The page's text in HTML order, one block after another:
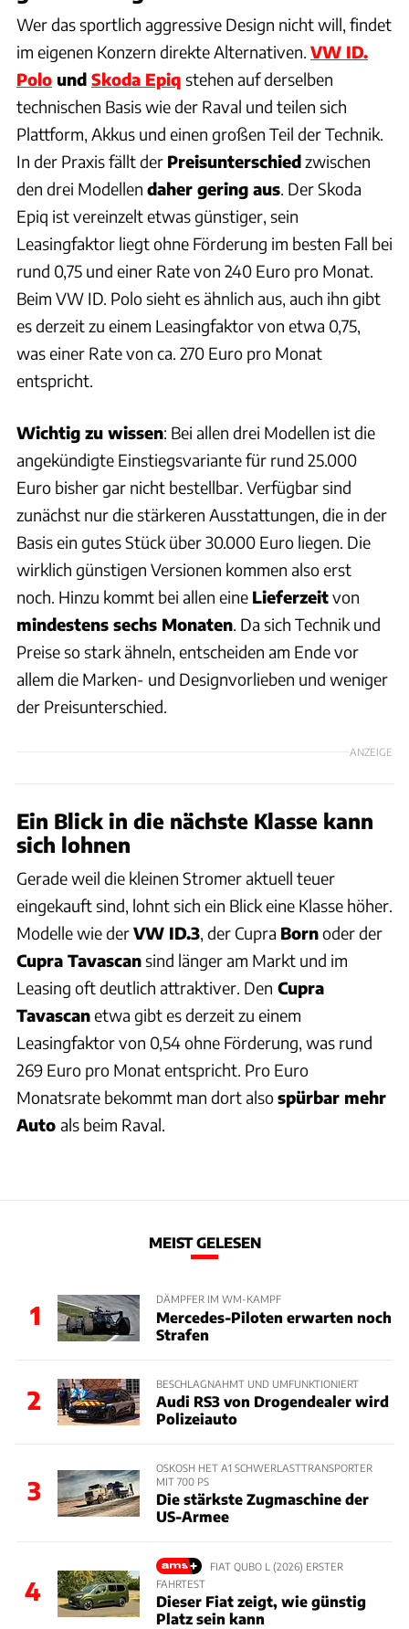
Wer das sportlich aggressive Design nicht will, findet
im eigenen Konzern direkte Alternativen. VW ID.
Polo und Skoda Epiq stehen auf derselben
technischen Basis wie der Raval und teilen sich
Plattform, Akkus und einen großen Teil der Technik.
In der Praxis fällt der Preisunterschiedzwischen
den drei Modellen daher gering aus. Der Skoda
Epiq ist vereinzelt etwas günstiger, sein
Leasingfaktor liegt ohne Förderung im besten Fall bei
rund 0,75 und einer Rate von 240 Euro pro Monat.
Beim VW ID. Polo sieht es ähnlich aus, auch ihn gibt
es derzeit zu einem Leasingfaktor von etwa 0,75,
was einer Rate von ca. 270 Euro pro Monat
entspricht.
Wichtig zu wissen: Bei allen drei Modellen ist die
angekündigte Einstiegsvariante für rund 25.000
Euro bisher gar nicht bestellbar. Verfügbar sind
zunächst nur die stärkeren Ausstattungen, die in der
Basis ein gutes Stück über 30.000 Euro liegen. Die
wirklich günstigen Versionen kommen also erst
noch. Hinzu kommt bei allen eine Lieferzeitvon
mindestens sechs Monaten. Da sich Technik und
Preise so stark ähneln, entscheiden am Ende vor
allem die Marken- und Designvorlieben und weniger
der Preisunterschied.
ANZEIGE
Ein Blick in die nächste Klasse kann
sich lohnen
Gerade weil die kleinen Stromer aktuell teuer
eingekauft sind, lohnt sich ein Blick eine Klasse höher.
Modelle wie derVW ID.3, der Cupra Bornoder der
Cupra Tavascansind länger am Markt und im
Leasing oft deutlich attraktiver. Den Cupra
Tavascanetwa gibt es derzeit zu einem
Leasingfaktor von 0,54 ohne Förderung, was rund
269 Euro pro Monat entspricht. Pro Euro
Monatsrate bekommt man dort alsospürbar mehr
Auto als beim Raval.
MEIST GELESEN
1
DÄMPFER IM WM-KAMPF
Mercedes-Piloten erwarten noch
Strafen
2
BESCHLAGNAHMT UND UMFUNKTIONIERT
Audi RS3 von Drogendealer wird
Polizeiauto
3
OSKOSH HET A1 SCHWERLASTTRANSPORTER
MIT 700 PS
Die stärkste Zugmaschine der
US-Armee
4
FIAT QUBO L (2026) ERSTER
FAHRTEST
Dieser Fiat zeigt, wie günstig
Platz sein kann